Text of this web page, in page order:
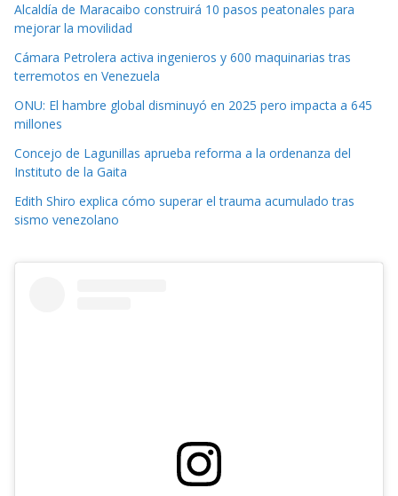
Alcaldía de Maracaibo construirá 10 pasos peatonales para
mejorar la movilidad
Cámara Petrolera activa ingenieros y 600 maquinarias tras
terremotos en Venezuela
ONU: El hambre global disminuyó en 2025 pero impacta a 645
millones
Concejo de Lagunillas aprueba reforma a la ordenanza del
Instituto de la Gaita
Edith Shiro explica cómo superar el trauma acumulado tras
sismo venezolano